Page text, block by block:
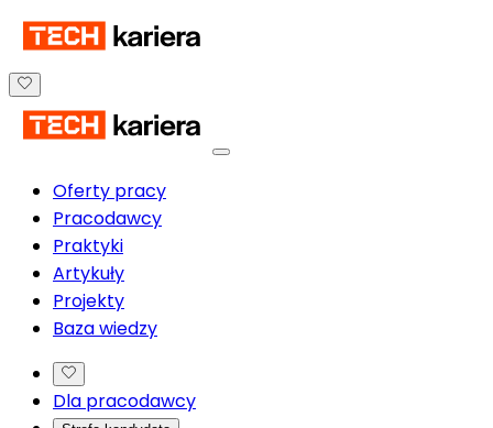
Oferty pracy
Pracodawcy
Praktyki
Artykuły
Projekty
Baza wiedzy
Dla pracodawcy